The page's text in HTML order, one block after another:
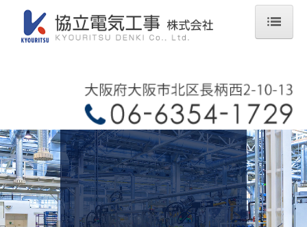
工事実績
採用情報
先輩社員の声